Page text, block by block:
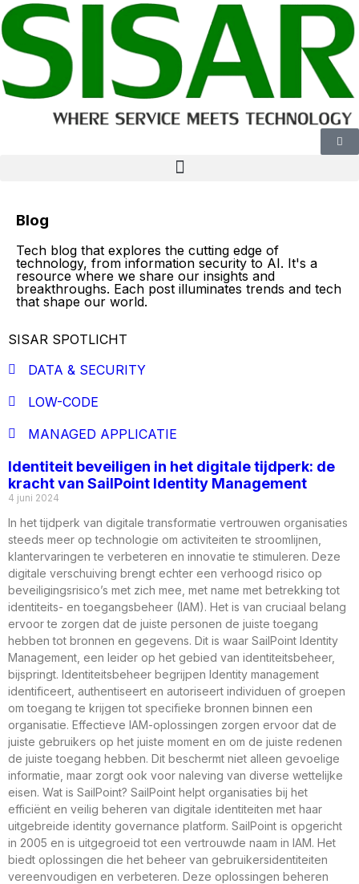
Blog
Tech blog that explores the cutting edge of
technology, from information security to AI. It's a
resource where we share our insights and
breakthroughs. Each post illuminates trends and tech
that shape our world.
SISAR SPOTLICHT
DATA & SECURITY
LOW-CODE
MANAGED APPLICATIE
Identiteit beveiligen in het digitale tijdperk: de
kracht van SailPoint Identity Management
4 juni 2024
In het tijdperk van digitale transformatie vertrouwen organisaties
steeds meer op technologie om activiteiten te stroomlijnen,
klantervaringen te verbeteren en innovatie te stimuleren. Deze
digitale verschuiving brengt echter een verhoogd risico op
beveiligingsrisico’s met zich mee, met name met betrekking tot
identiteits- en toegangsbeheer (IAM). Het is van cruciaal belang
ervoor te zorgen dat de juiste personen de juiste toegang
hebben tot bronnen en gegevens. Dit is waar SailPoint Identity
Management, een leider op het gebied van identiteitsbeheer,
bijspringt. Identiteitsbeheer begrijpen Identity management
identificeert, authentiseert en autoriseert individuen of groepen
om toegang te krijgen tot specifieke bronnen binnen een
organisatie. Effectieve IAM-oplossingen zorgen ervoor dat de
juiste gebruikers op het juiste moment en om de juiste redenen
de juiste toegang hebben. Dit beschermt niet alleen gevoelige
informatie, maar zorgt ook voor naleving van diverse wettelijke
eisen. Wat is SailPoint? SailPoint helpt organisaties bij het
efficiënt en veilig beheren van digitale identiteiten met haar
uitgebreide identity governance platform. SailPoint is opgericht
in 2005 en is uitgegroeid tot een vertrouwde naam in IAM. Het
biedt oplossingen die het beheer van gebruikersidentiteiten
vereenvoudigen en verbeteren. Deze oplossingen beheren